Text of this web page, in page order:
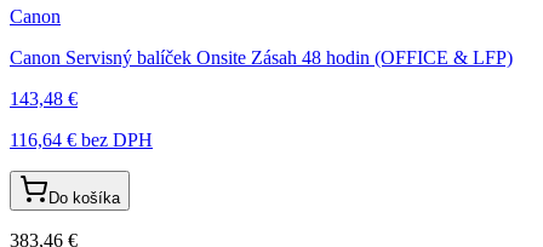
Canon
Canon Servisný balíček Onsite Zásah 48 hodin (OFFICE & LFP)
143,48 €
116,64 € bez DPH
Do košíka
383,46 €